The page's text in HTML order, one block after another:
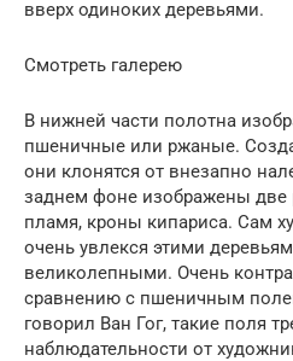
вверх одиноких деревьями.
Смотреть галерею
В нижней части полотна
пшеничные или ржаные.
они клонятся от внезапно
заднем фоне изображены две
пламя, кроны кипариса. Сам
очень увлекся этими
великолепными. Очень
сравнению с пшеничным
говорил Ван Гог, такие поля
наблюдательности от